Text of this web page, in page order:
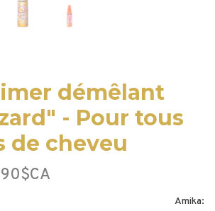
démêlant
- Pour tous
de cheveu
Amika: